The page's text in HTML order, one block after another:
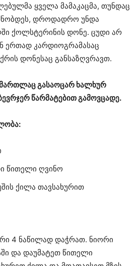
ყველა მამაკაცმა, თუნდაც
დროდადრო უნდა
ქოლსტერინის დონე. ცუდი არ
ერთად კარდიოგრამასაც
დონესაც განსაზღვრავთ.
გასაოცარ ხალხურ
წარმატებით გამოვცადე.
წითელი ღვინო
ქილა თავსახურით
4 ნაწილად დაჭრათ. ნიორი
და დაუმატეთ წითელი